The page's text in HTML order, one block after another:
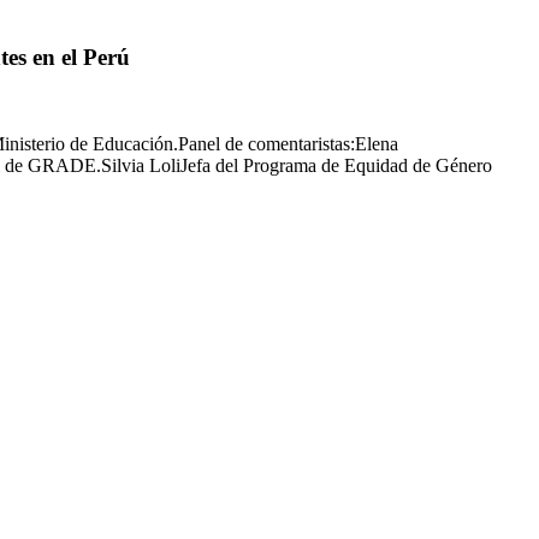
en el Perú
de Educación.Panel de comentaristas:Elena
GRADE.Silvia LoliJefa del Programa de Equidad de Género